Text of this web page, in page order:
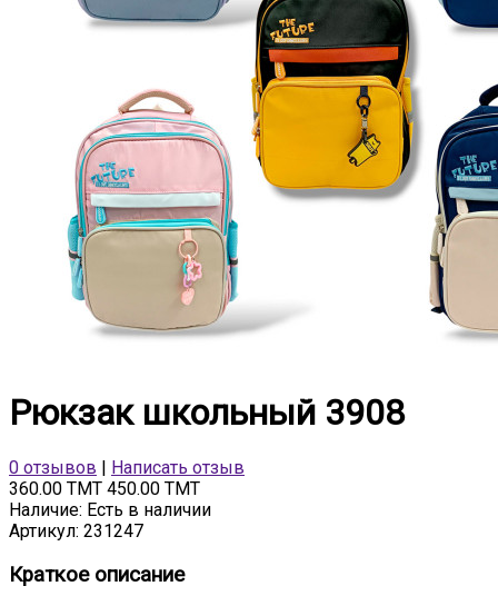
Рюкзак школьный 3908
0 отзывов
Написать отзыв
360.00 TMT 450.00 TMT
Наличие: Есть в наличии
Артикул: 231247
Краткое описание